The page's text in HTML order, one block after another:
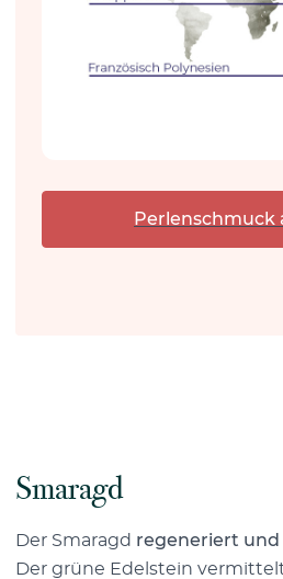
Perlenschmuck
Smaragd
Der Smaragd regeneriert
Der grüne Edelstein